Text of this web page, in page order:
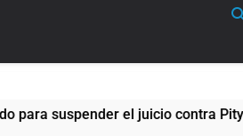
el juicio contra Pity Alvarez